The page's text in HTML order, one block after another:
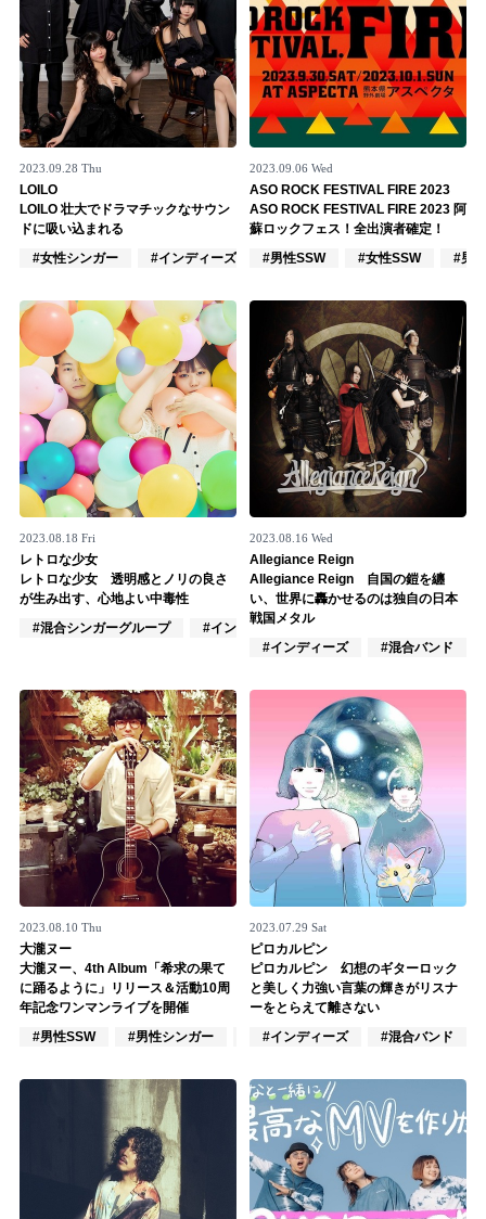
muevoコミュニティ
ぶいクラ！by muevo
ぶいコミュ！by muevo
ぶいマガ！ by muevo
2023.09.28 Thu
LOILO
LOILO 壮大でドラマチックなサウン
ドに吸い込まれる
#女性シンガー
#インディーズ #混合バンド
2023.09.06 Wed
ASO ROCK FESTIVAL FIRE 2023
ASO ROCK FESTIVAL FIRE 2023 阿
蘇ロックフェス！全出演者確定！
#男性SSW
#女性SSW #男
2023.08.18 Fri
レトロな少女
レトロな少女 透明感とノリの良さ
が生み出す、心地よい中毒性
#混合シンガーグループ
#インディーズ
2023.08.16 Wed
Allegiance Reign
Allegiance Reign 自国の鎧を纏
い、世界に轟かせるのは独自の日本
戦国メタル
#インディーズ
#混合バンド
2023.08.10 Thu
大瀧ヌー
大瀧ヌー、4th Album「希求の果て
に踊るように」リリース＆活動10周
年記念ワンマンライブを開催
#男性SSW
#男性シンガー #男性シンガーグループ
2023.07.29 Sat
ピロカルピン
ピロカルピン 幻想のギターロック
と美しく力強い言葉の輝きがリスナ
ーをとらえて離さない
#インディーズ
#混合バンド